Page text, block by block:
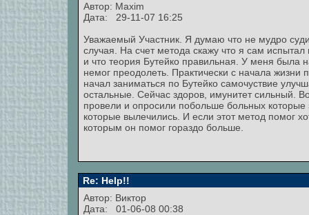
Автор: Maxim
Дата: 29-11-07 16:25
Уважаемый Участник. Я думаю что не мудро
случая. На счет метода скажу что я сам
и что теория Бутейко правильная. У меня была
немог преодолеть. Практически с начала
начал заниматься по Бутейко самочуствие
остальные. Сейчас здоров, имунитет сильный.
провели и опросили побольше больных
которые вылечились. И если этот метод помог
которым он помог гораздо больше.
Re: Help!!
Автор: Виктор
Дата: 01-06-08 00:38